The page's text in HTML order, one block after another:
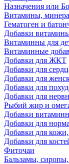
Назначения или
Витамины,
Гематоген и
Добавки
Витаминны для
Витаминные
Добавки для ЖКТ
Добавки для
Добавки для
Добавки для
Добавки для
Рыбий жир и
Добавки
Добавки для
Добавки для
Добавки для
Фиточаи
Бальзамы,